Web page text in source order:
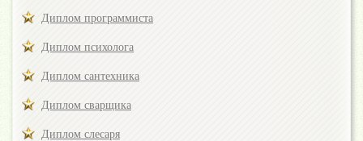
Диплом программиста
Диплом психолога
Диплом сантехника
Диплом сварщика
Диплом слесаря